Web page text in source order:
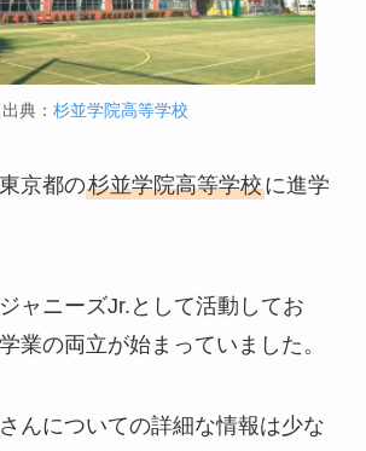
出典： 杉並学院高等学校
京都の杉並学院高等学校に進学
ャニーズJr.として活動してお
業の両立が始まっていました。
んについての詳細な情報は少な